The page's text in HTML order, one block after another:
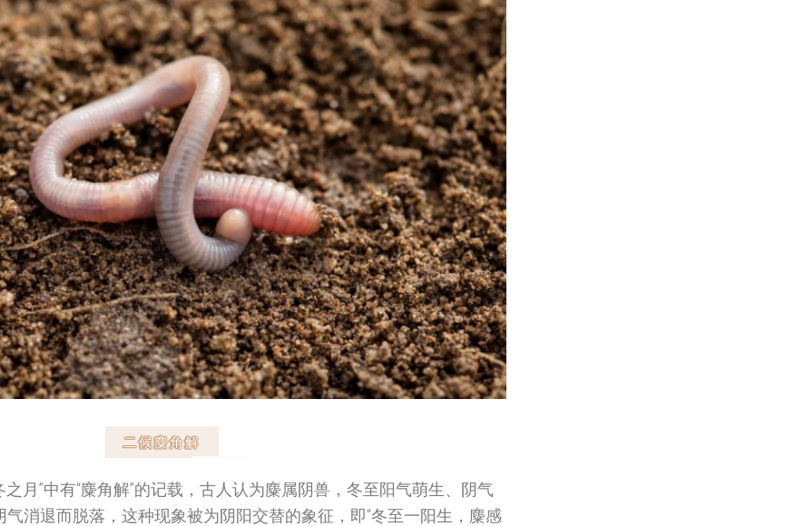
二候麋角解
之月”中有“麋角解”的记载，古人认为麋属阴兽，冬至阳气萌生、阴气
消退而脱落，这种现象被为阴阳交替的象征，即“冬至一阳生，麋感